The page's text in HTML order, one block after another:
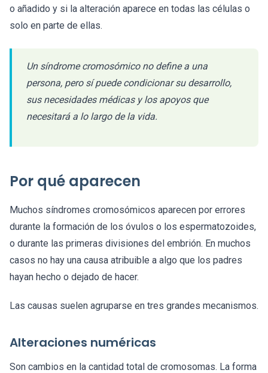
o añadido y si la alteración aparece en todas las células o
solo en parte de ellas.
Un síndrome cromosómico no define a una
persona, pero sí puede condicionar su desarrollo,
sus necesidades médicas y los apoyos que
necesitará a lo largo de la vida.
Por qué aparecen
Muchos síndromes cromosómicos aparecen por errores
durante la formación de los óvulos o los espermatozoides,
o durante las primeras divisiones del embrión. En muchos
casos no hay una causa atribuible a algo que los padres
hayan hecho o dejado de hacer.
Las causas suelen agruparse en tres grandes mecanismos.
Alteraciones numéricas
Son cambios en la cantidad total de cromosomas. La forma